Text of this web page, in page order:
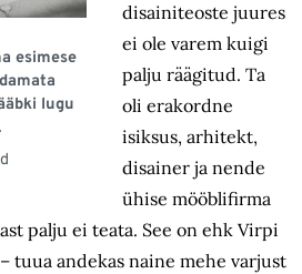
esimese
lugu
disainiteoste juures
ei ole varem kuigi
palju räägitud. Ta
oli erakordne
isiksus, arhitekt,
disainer ja nende
ühise mööblifirma
palju ei teata. See on ehk Virpi
tuua andekas naine mehe varjust